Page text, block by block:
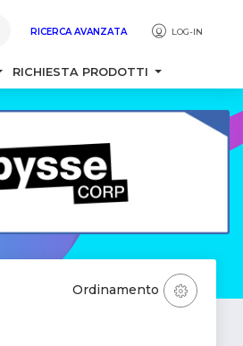
RICERCA AVANZATA LOG-IN
RICHIESTA PRODOTTI
Ordinamento